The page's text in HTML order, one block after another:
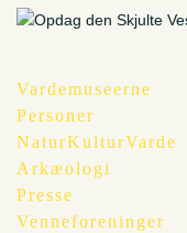
Vardemuseerne
Personer
NaturKulturVarde
Arkæologi
Presse
Venneforeninger